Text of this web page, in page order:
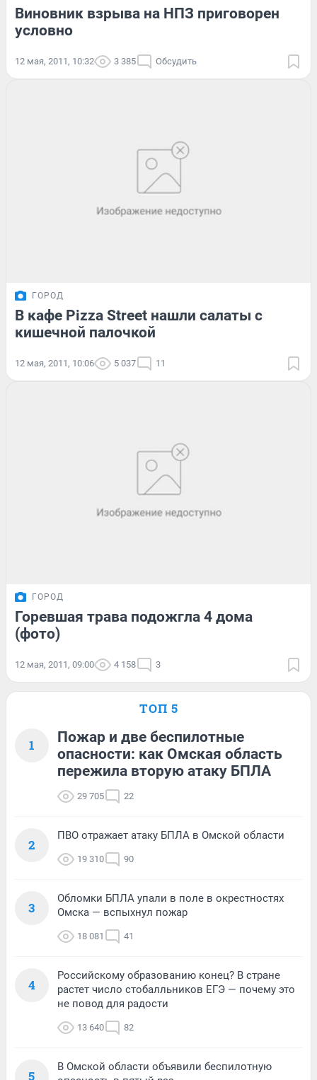
Виновник взрыва на НПЗ приговорен
условно
12 мая, 2011, 10:32 3 385 Обсудить
ГОРОД
В кафе Pizza Street нашли салаты с
кишечной палочкой
12 мая, 2011, 10:06 5 037 11
ГОРОД
Горевшая трава подожгла 4 дома
(фото)
12 мая, 2011, 09:00 4 158 3
ТОП 5
1
Пожар и две беспилотные
опасности: как Омская область
пережила вторую атаку БПЛА
29 705 22
2
ПВО отражает атаку БПЛА в Омской области
19 310 90
3
Обломки БПЛА упали в поле в окрестностях
Омска — вспыхнул пожар
18 081 41
4
Российскому образованию конец? В стране
растет число стобалльников ЕГЭ — почему это
не повод для радости
13 640 82
5
В Омской области объявили беспилотную